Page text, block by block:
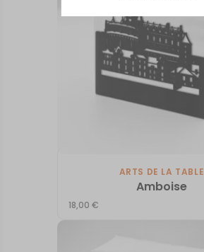
ARTS DE LA TABLE
Amboise
18,00€